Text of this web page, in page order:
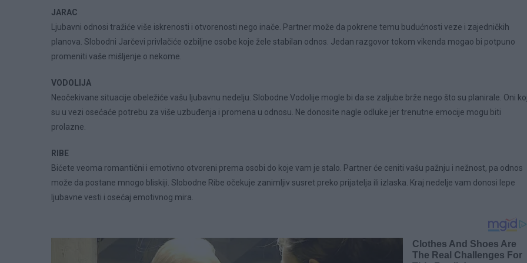
JARAC
Ljubavni odnosi tražiće više iskrenosti i otvorenosti nego inače. Partner može da pokrene temu budućnosti veze i zajedničkih
planova. Slobodni Jarčevi privlačiće ozbiljne osobe koje žele stabilan odnos. Jedan razgovor tokom vikenda mogao bi potpuno
promeniti vaše mišljenje o nekome.
VODOLIJA
Neočekivane situacije obeležiće vašu ljubavnu nedelju. Slobodne Vodolije mogle bi da se zaljube brže nego što su planirale. Oni
su u vezi osećaće potrebu za više uzbuđenja i promena u odnosu. Ne donosite nagle odluke jer trenutne emocije mogu biti
prolazne.
RIBE
Bićete veoma romantični i emotivno otvoreni prema osobi do koje vam je stalo. Partner će ceniti vašu pažnju i nežnost, pa odnos
može da postane mnogo bliskiji. Slobodne Ribe očekuje zanimljiv susret preko prijatelja ili izlaska. Kraj nedelje vam donosi lepe
ljubavne vesti i osećaj emotivnog mira.